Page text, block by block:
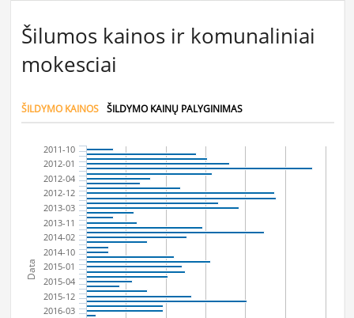
Šilumos kainos ir komunaliniai
mokesciai
ŠILDYMO KAINOS ŠILDYMO KAINŲ PALYGINIMAS
Data
2011-10
2012-01
2012-04
2012-12
2013-03
2013-11
2014-02
2014-10
2015-01
2015-04
2015-12
2016-03